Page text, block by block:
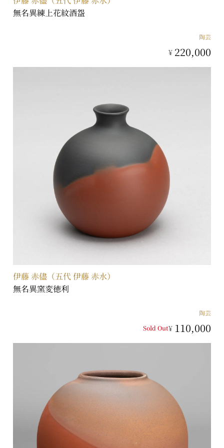
無名異練上花紋酒盌
陶芸
¥ 220,000
伊藤 赤儘（五代 伊藤 赤水）
無名異窯変徳利
陶芸
Sold Out¥ 110,000